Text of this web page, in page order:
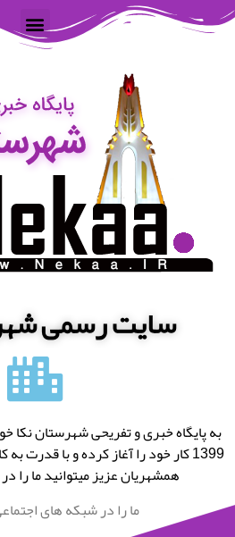
سایت رسمی
به پایگاه خبری و تفریحی شهرستان نکا
1399 کار خود را آغاز کرده و با قدرت
همشهریان عزیز میتوانید ما را
ما را در شبکه های